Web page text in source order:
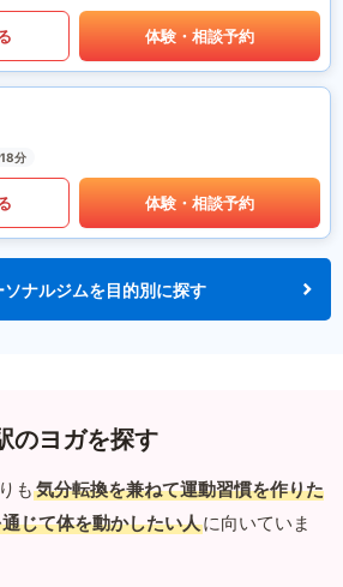
体験・相談予約
分
体験・相談予約
ナルジムを目的別に探す
のヨガを探す
も 気分転換を兼ねて運動習慣を作りた
じて体を動かしたい人に向いていま